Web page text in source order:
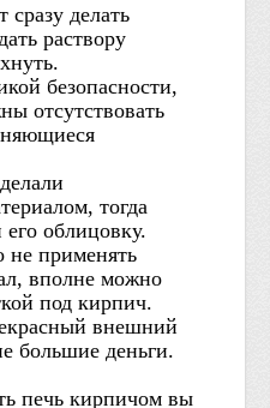
сразу делать
раствору
безопасности,
отсутствовать
тогда
облицовку.
не применять
вполне можно
под кирпич.
внешний
большие деньги.
печь кирпичом вы